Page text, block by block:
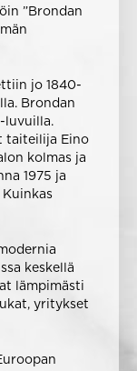
”Brondan
jo 1840-
Brondan
luvuilla.
taiteilija Eino
kolmas ja
1975 ja
keskellä
lämpimästi
yritykset